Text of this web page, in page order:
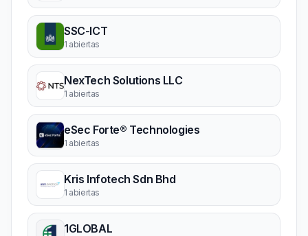
SSC-ICT
1 abiertas
NexTech Solutions LLC
1 abiertas
eSec Forte® Technologies
1 abiertas
Kris Infotech Sdn Bhd
1 abiertas
1GLOBAL